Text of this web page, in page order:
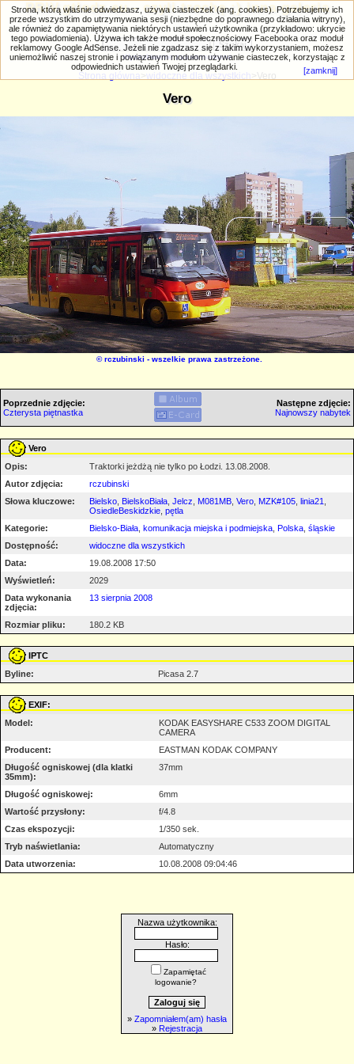
PRIV.gtlodz.eu - czyli trochę ;) inna galeria
Wyszukiwanie zaawansowane
Strona główna widoczne dla wszystkich >Vero
Vero
©rczubinski - wszelkie prawa zastrzeżone.
Poprzednie zdjęcie:
Czterysta piętnastka
Następne zdjęcie:
Najnowszy nabytek
Vero
Opis:
Traktorki jeżdżą nie tylko po Łodzi. 13.08.2008.
Autor zdjęcia:
rczubinski
Słowa kluczowe:
Bielsko BielskoBiała Jelcz M081MB Vero MZK#105 linia21
OsiedleBeskidzkie pętla
Kategorie:
Bielsko-Biała komunikacja miejska i podmiejska Polska śląskie
Dostępność:
widoczne dla wszystkich
Data:
19.08.2008 17:50
Wyświetleń:
2029
Data wykonania
zdjęcia:
13 sierpnia 2008
Rozmiar pliku: 180.2 KB
IPTC
Byline:
Picasa 2.7
EXIF:
Model:
KODAK EASYSHARE C533 ZOOM DIGITAL
CAMERA
Producent:
EASTMAN KODAK COMPANY
Długość ogniskowej (dla klatki
35mm):
37mm
Długość ogniskowej:
6mm
Wartość przysłony:
f/4.8
Czas ekspozycji:
1/350 sek.
Tryb naświetlania:
Automatyczny
Data utworzenia:
10.08.2008 09:04:46
Nazwa użytkownika:
Hasło:
Zapamiętać
logowanie?
» Zapomniałem(am) hasła
» Rejestracja
Strona, którą właśnie odwiedzasz, używa ciasteczek (ang. cookies). Potrzebujemy ich
przede wszystkim do utrzymywania sesji (niezbędne do poprawnego działania witryny),
ale również do zapamiętywania niektórych ustawień użytkownika (przykładowo: ukrycie
tego powiadomienia). Używa ich także moduł społecznościowy Facebooka oraz moduł
reklamowy Google AdSense. Jeżeli nie zgadzasz się z takim wykorzystaniem, możesz
uniemożliwić naszej stronie i powiązanym modułom używanie ciasteczek, korzystając z
odpowiednich ustawień Twojej przeglądarki.
[zamknij]